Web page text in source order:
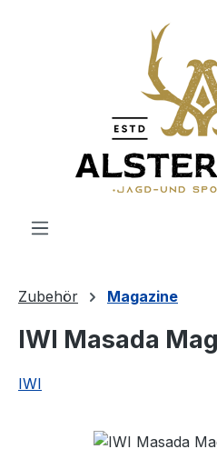
Zum Hauptinhalt springen
Zubehör Magazine
IWI Masada
IWI
Bildergalerie überspringen